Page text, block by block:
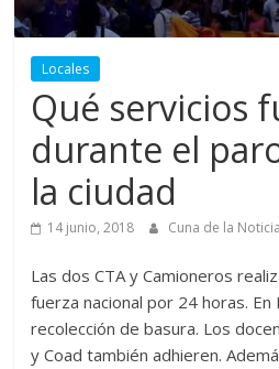
Locales
Qué servicios
durante el
la ciudad
14 junio, 2018 Cuna de la Noticia
Las dos CTA y Camioneros
fuerza nacional por 24 horas. En
recolección de basura. Los
y Coad también adhieren.